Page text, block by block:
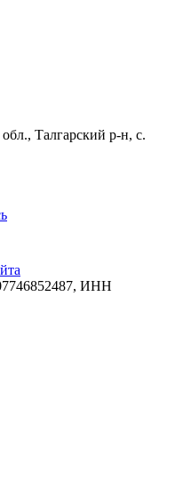
Талгарский р-н, с.
ИНН